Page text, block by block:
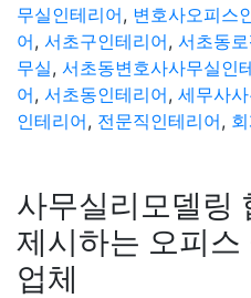
무실인테리어, 변호사오피스
어, 서초구인테리어, 서초동
무실, 서초동변호사사무실인
어, 서초동인테리어, 세무사
인테리어, 전문직인테리어,
사무실리모델링
제시하는 오피
업체